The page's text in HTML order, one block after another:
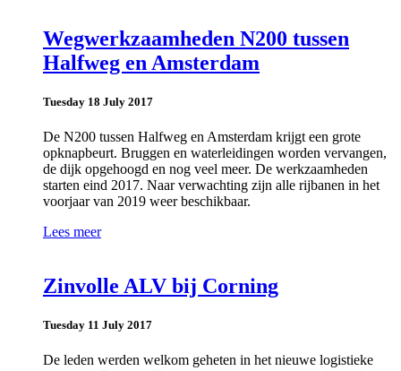
Wegwerkzaamheden N200 tussen
Halfweg en Amsterdam
Tuesday 18 July 2017
De N200 tussen Halfweg en Amsterdam krijgt een grote
opknapbeurt. Bruggen en waterleidingen worden vervangen,
de dijk opgehoogd en nog veel meer. De werkzaamheden
starten eind 2017. Naar verwachting zijn alle rijbanen in het
voorjaar van 2019 weer beschikbaar.
Lees meer
Zinvolle ALV bij Corning
Tuesday 11 July 2017
De leden werden welkom geheten in het nieuwe logistieke